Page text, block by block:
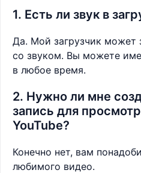
1. Есть ли звук в
Да. Мой загрузчик может
со звуком. Вы можете
в любое время.
2. Нужно ли мне
запись для
YouTube?
Конечно нет, вам
любимого видео.